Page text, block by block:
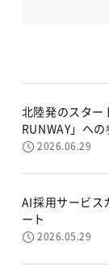
北陸発のスター
RUNWAY」へ
2026.06.29
AI採用サービス
ート
2026.05.29